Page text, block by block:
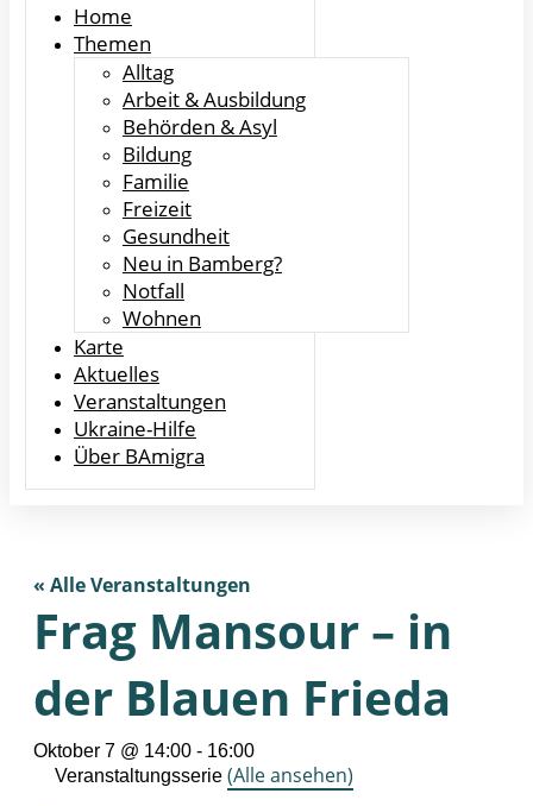
Home
Themen
Alltag
Arbeit & Ausbildung
Behörden & Asyl
Bildung
Familie
Freizeit
Gesundheit
Neu in Bamberg?
Notfall
Wohnen
Karte
Aktuelles
Veranstaltungen
Ukraine-Hilfe
Über BAmigra
« Alle Veranstaltungen
Frag Mansour – in
der Blauen Frieda
Oktober 7 @ 14:00 - 16:00
Veranstaltungsserie (Alle ansehen)